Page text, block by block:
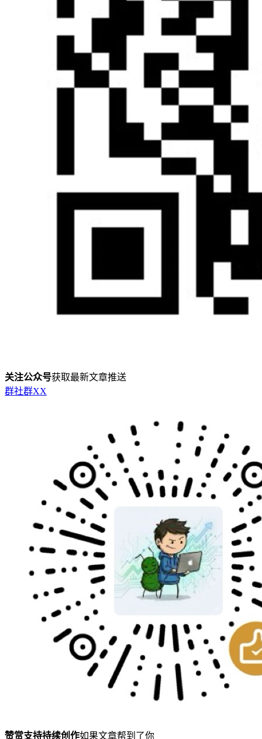
关注公众号获取最新文章推送
群社群XX
赞赏支持持续创作如果文章帮到了你